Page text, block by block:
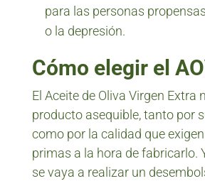
para las personas
o la depresión.
Cómo elegir el
El Aceite de Oliva Virgen Extra
producto asequible, tanto por
como por la calidad que
primas a la hora de fabricarlo.
se vaya a realizar un